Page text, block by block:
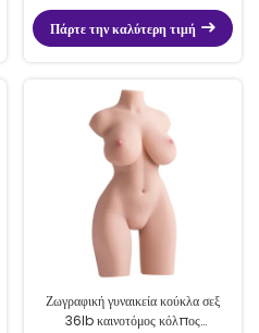
Πάρτε την καλύτερη τιμή
Ζωγραφική γυναικεία κούκλα σεξ
36lb καινοτόμος κόλπος